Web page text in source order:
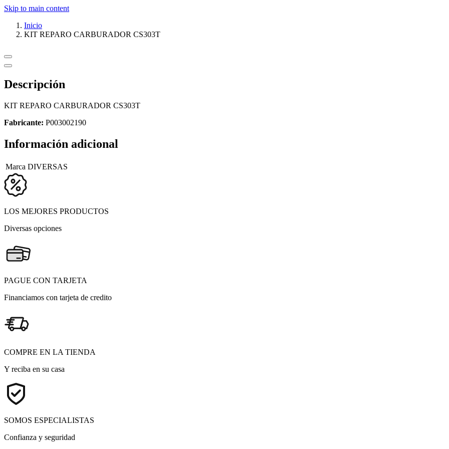
Skip to main content
Inicio
KIT REPARO CARBURADOR CS303T
Descripción
KIT REPARO CARBURADOR CS303T
Fabricante: P003002190
Información adicional
Marca DIVERSAS
LOS MEJORES PRODUCTOS
Diversas opciones
PAGUE CON TARJETA
Financiamos con tarjeta de credito
COMPRE EN LA TIENDA
Y reciba en su casa
SOMOS ESPECIALISTAS
Confianza y seguridad